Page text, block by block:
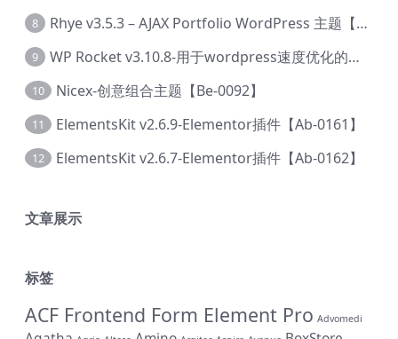
8 Rhye v3.5.3 – AJAX Portfolio WordPress 主题【Bi-0049】
9 WP Rocket v3.10.8-用于wordpress速度优化的缓存加速插件【Cd-0019】
10 Nicex-创意组合主题【Be-0092】
11 ElementsKit v2.6.9-Elementor插件【Ab-0161】
12 ElementsKit v2.6.7-Elementor插件【Ab-0162】
文章展示
标签
ACF Frontend Form Element Pro Advomedi